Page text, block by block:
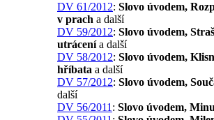
DV 61/2012: Slovo úvodem,
v prach a další
DV 59/2012: Slovo úvodem,
utrácenía další
DV 58/2012: Slovo úvodem,
hříbata a další
DV 57/2012: Slovo úvodem,
další
DV 56/2011 : Slovo úvodem,